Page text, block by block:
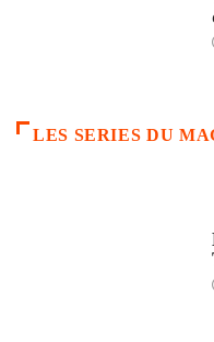
LES SERIES DU